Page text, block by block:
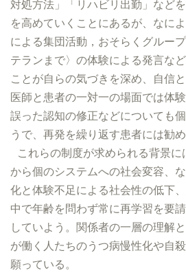
対処方法」「リハビリ出勤」など
を高めていくことにあるが、なに
による集団活動，おそらくグルー
テランまで〉の体験による発言な
ことが自らの気づきを深め、自信
医師と患者の一対一の場面では体
誤った認知の修正などについても
うで、再発を繰り返す患者には勧
これらの制度が求められる背景
から個のシステムへの社会変容、
化と体験不足による社会性の低下
中で年齢を問わず常に再学習を要
していよう。関係者の一層の理解
が働く人たちのうつ病慢性化や自
願っている。